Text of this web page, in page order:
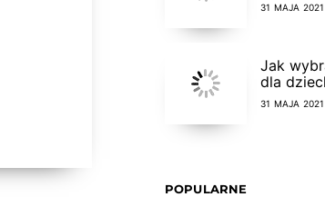
31 MAJA 2021
Jak
dla
31 MAJA 2021
POPULARNE